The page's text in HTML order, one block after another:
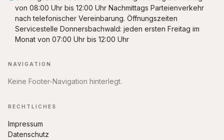
von 08:00 Uhr bis 12:00 Uhr Nachmittags Parteienverkehr
nach telefonischer Vereinbarung. Öffnungszeiten
Servicestelle Donnersbachwald: jeden ersten Freitag im
Monat von 07:00 Uhr bis 12:00 Uhr
NAVIGATION
Keine Footer-Navigation hinterlegt.
RECHTLICHES
Impressum
Datenschutz